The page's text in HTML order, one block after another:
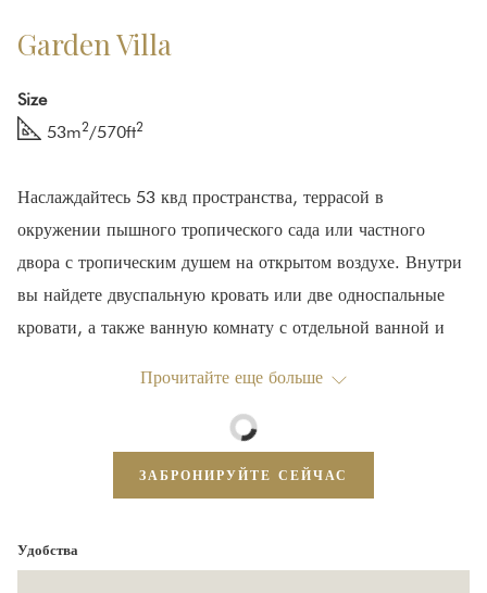
Garden Villa
Size
53m2/570ft2
Наслаждайтесь 53 квд пространства, террасой в
окружении пышного тропического сада или частного
двора с тропическим душем на открытом воздухе. Внутри
вы найдете двуспальную кровать или две односпальные
кровати, а также ванную комнату с отдельной ванной и
оранжевых и желтых,дающие им настоящее тайское
Все гости,живующие в Виллах Гарден имеют доступ в в
споконой атмочфере бассейна Коконат Гроув. В других
,собственный сейф,телевидением с международными и
Прочитайте еще больше
ЗАБРОНИРУЙТЕ СЕЙЧАС
Удобства